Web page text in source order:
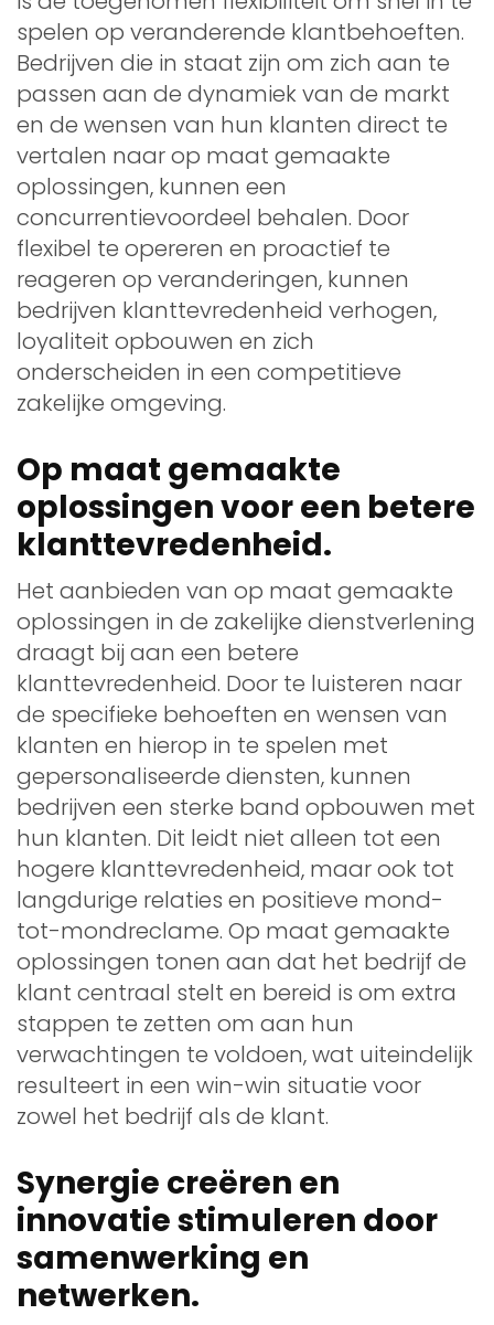
spelen op veranderende klantbehoeften.
Bedrijven die in staat zijn om zich aan te
passen aan de dynamiek van de markt
en de wensen van hun klanten direct te
vertalen naar op maat gemaakte
oplossingen, kunnen een
concurrentievoordeel behalen. Door
flexibel te opereren en proactief te
reageren op veranderingen, kunnen
bedrijven klanttevredenheid verhogen,
loyaliteit opbouwen en zich
onderscheiden in een competitieve
zakelijke omgeving.
Op maat gemaakte
oplossingen voor een betere
klanttevredenheid.
Het aanbieden van op maat gemaakte
oplossingen in de zakelijke dienstverlening
draagt bij aan een betere
klanttevredenheid. Door te luisteren naar
de specifieke behoeften en wensen van
klanten en hierop in te spelen met
gepersonaliseerde diensten, kunnen
bedrijven een sterke band opbouwen met
hun klanten. Dit leidt niet alleen tot een
hogere klanttevredenheid, maar ook tot
langdurige relaties en positieve mond-
tot-mondreclame. Op maat gemaakte
oplossingen tonen aan dat het bedrijf de
klant centraal stelt en bereid is om extra
stappen te zetten om aan hun
verwachtingen te voldoen, wat uiteindelijk
resulteert in een win-win situatie voor
zowel het bedrijf als de klant.
Synergie creëren en
innovatie stimuleren door
samenwerking en
netwerken.